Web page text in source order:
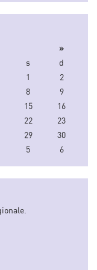
»
s
d
1
2
8
9
15
16
22
23
29
30
5 6